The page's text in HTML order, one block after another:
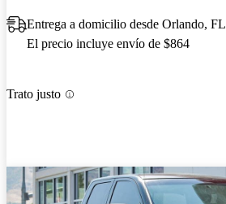
Entrega a domicilio desde Orlando, FL
El precio incluye envío de $864
Trato justo